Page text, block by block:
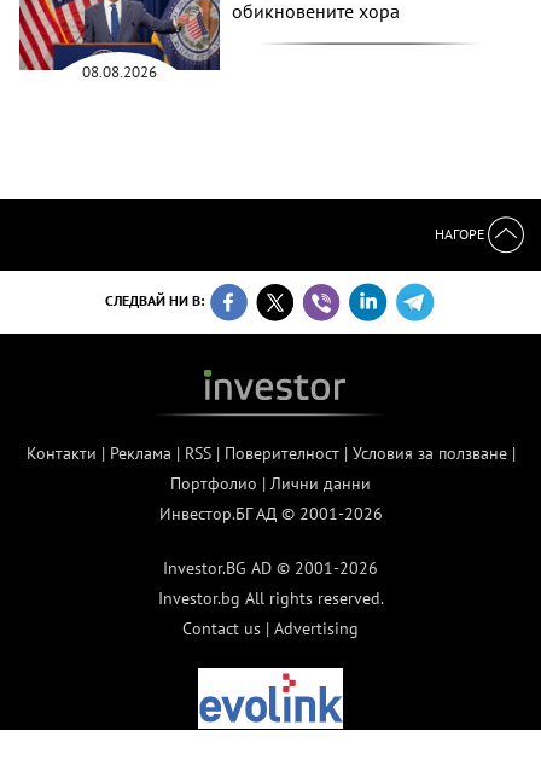
08.08.2026
обикновените хора
НАГОРЕ
СЛЕДВАЙ НИ В:
Контакти | Реклама | RSS| Поверителност| Условия за ползване|
Портфолио | Лични данни
Инвестор.БГ АД © 2001-2026
Investor.BG AD © 2001-2026
Investor.bg All rights reserved.
Contact us | Advertising